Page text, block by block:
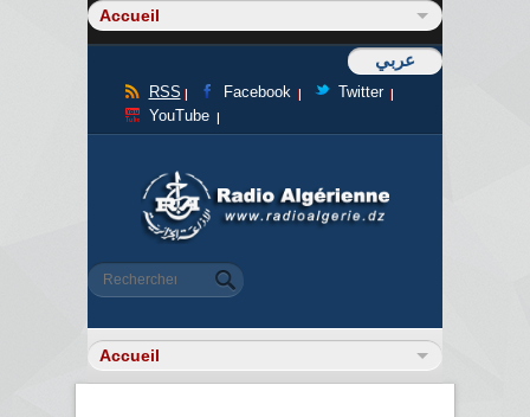
عربي
RSS Facebook
Twitter
YouTube
Formulaire de recherche
Rechercher